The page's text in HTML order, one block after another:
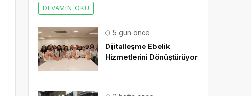
DEVAMINI OKU
5 gün önce
Dijitalleşme Ebelik
Hizmetlerini Dönüştürüyor